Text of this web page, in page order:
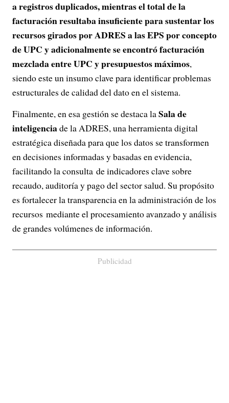
a registros duplicados, mientras el total de la
facturación resultaba insuficiente para sustentar los
recursos girados por ADRES a las EPS por concepto
de UPC y adicionalmente se encontró facturación
mezclada entre UPC y presupuestos máximos,
siendo este un insumo clave para identificar problemas
estructurales de calidad del dato en el sistema.
Finalmente, en esa gestión se destaca laSala de
inteligenciade la ADRES, una herramienta digital
estratégica diseñada para que los datos se transformen
en decisiones informadas y basadas en evidencia,
facilitando la consulta de indicadores clave sobre
recaudo, auditoría y pago del sector salud. Su propósito
es fortalecer la transparencia en la administración de los
recursos mediante el procesamiento avanzado y análisis
de grandes volúmenes de información.
Publicidad